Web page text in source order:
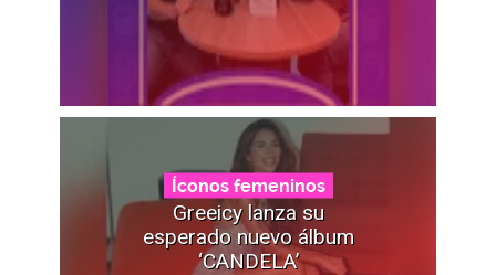
Íconos femeninos
Greeicy lanza su
esperado nuevo álbum
‘CANDELA’